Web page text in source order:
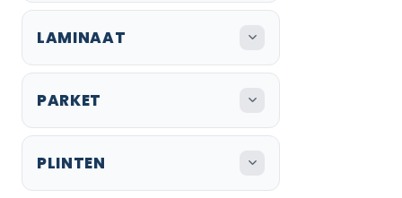
LAMINAAT
PARKET
PLINTEN